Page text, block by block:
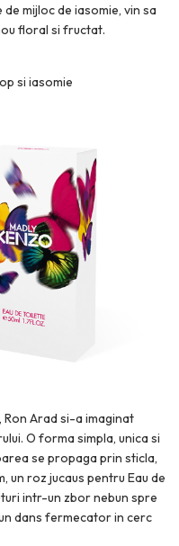
mijloc de iasomie, vin sa
floral si fructat.
si iasomie
Ron Arad si-a imaginat
O forma simpla, unica si
se propaga prin sticla,
un roz jucaus pentru Eau de
intr-un zbor nebun spre
dans fermecator in cerc